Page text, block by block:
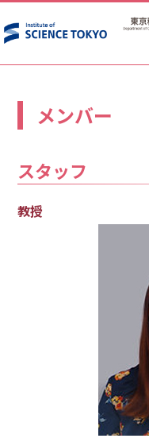
メンバー
スタッフ
教授